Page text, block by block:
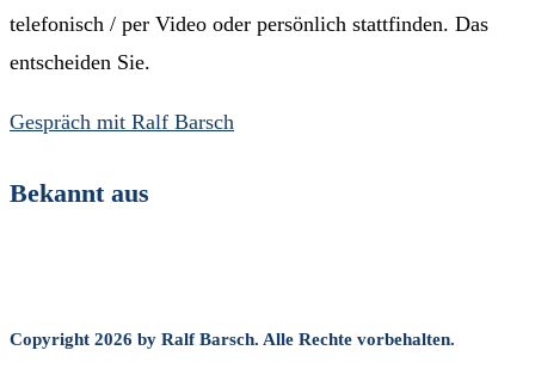
telefonisch / per Video oder persönlich stattfinden. Das
entscheiden Sie.
Gespräch mit Ralf Barsch
Bekannt aus
Copyright 2026 by Ralf Barsch. Alle Rechte vorbehalten.